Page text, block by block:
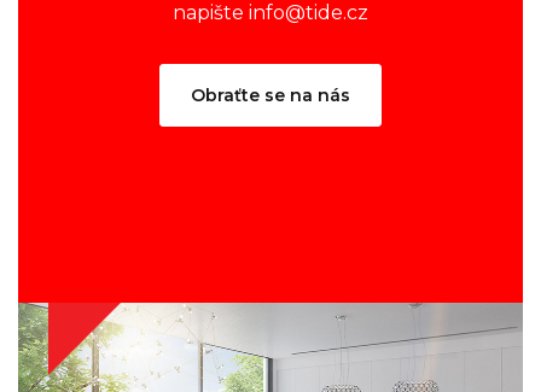
napište info@tide.cz
Obraťte se na nás